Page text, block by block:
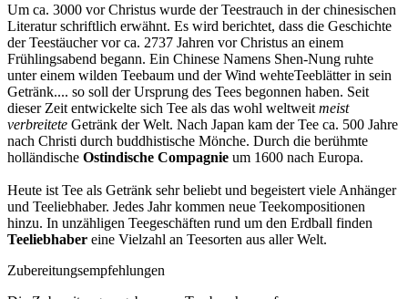
Um ca. 3000 vor Christus wurde der Teestrauch in der chinesischen
Literatur schriftlich erwähnt. Es wird berichtet, dass die Geschichte
der Teestäucher vor ca. 2737 Jahren vor Christus an einem
Frühlingsabend begann. Ein Chinese Namens Shen-Nung ruhte
unter einem wilden Teebaum und der Wind wehteTeeblätter in sein
Getränk.... so soll der Ursprung des Tees begonnen haben. Seit
dieser Zeit entwickelte sich Tee als das wohl weltweit meist
verbreitete Getränk der Welt. Nach Japan kam der Tee ca. 500 Jahre
nach Christi durch buddhistische Mönche. Durch die berühmte
holländische Ostindische Compagnie um 1600 nach Europa.
Heute ist Tee als Getränk sehr beliebt und begeistert viele Anhänger
und Teeliebhaber. Jedes Jahr kommen neue Teekompositionen
hinzu. In unzähligen Teegeschäften rund um den Erdball finden
Teeliebhaber eine Vielzahl an Teesorten aus aller Welt.
Zubereitungsempfehlungen